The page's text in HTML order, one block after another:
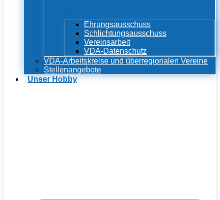
Ehrungsausschuss
Schlichtungsausschuss
Vereinsarbeit
VDA-Datenschutz
VDA-Arbeitskreise und überregionalen Vereine
Stellenangebote
Unser Hobby